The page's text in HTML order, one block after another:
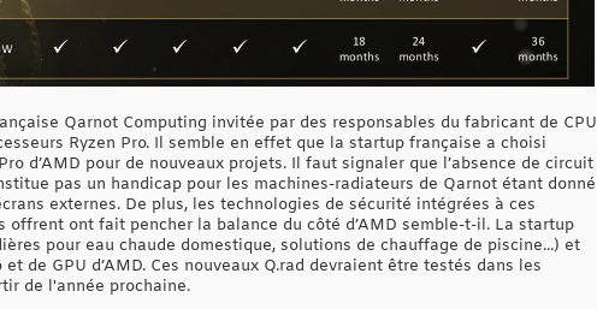
Qarnot Computing invitée par des responsables du fabricant de CPU
Ryzen Pro. Il semble en effet que la startup française a choisi
d’AMD pour de nouveaux projets. Il faut signaler que l’absence de circuit
pas un handicap pour les machines-radiateurs de Qarnot étant donné
externes. De plus, les technologies de sécurité intégrées à ces
ont fait pencher la balance du côté d’AMD semble-t-il. La startup
pour eau chaude domestique, solutions de chauffage de piscine...) et
de GPU d’AMD. Ces nouveaux Q.rad devraient être testés dans les
de l'année prochaine.